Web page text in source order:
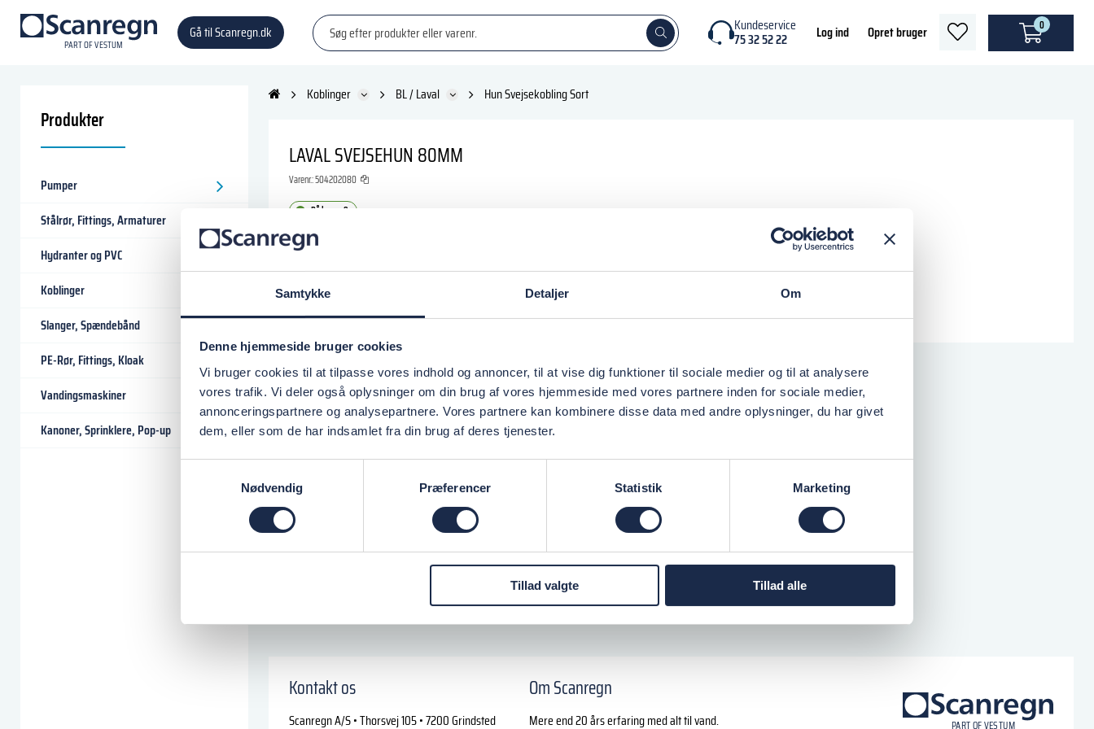
Samtykke Detaljer Om
Denne hjemmeside bruger cookies
Vi bruger cookies til at tilpasse vores indhold og annoncer, til at vise dig funktioner til sociale medier og til at analysere
vores trafik. Vi deler også oplysninger om din brug af vores hjemmeside med vores partnere inden for sociale medier,
annonceringspartnere og analysepartnere. Vores partnere kan kombinere disse data med andre oplysninger, du har givet
dem, eller som de har indsamlet fra din brug af deres tjenester.
Nødvendig
Præferencer Statistik Marketing
Tillad valgte Tillad alle
PARTOF VESTUM
Gå til Scanregn.dk Kundeservice
75 32 52 22 Log ind Opret bruger
heart
0
Produkter
Pumper
Stålrør, Fittings, Armaturer
Hydranter og PVC
Koblinger
Slanger, Spændebånd
PE-Rør, Fittings, Kloak
Vandingsmaskiner
Kanoner, Sprinklere, Pop-up
Koblinger BL / Laval Hun Svejsekobling Sort
LAVAL SVEJSEHUN 80MM
Varenr.:504202080
På lager: 9
176,25 DKK
Kontakt os
Scanregn A/S • Thorsvej 105 • 7200 Grindsted
Om Scanregn
Mere end 20 års erfaring med alt til vand.
PARTOF VESTUM
logo